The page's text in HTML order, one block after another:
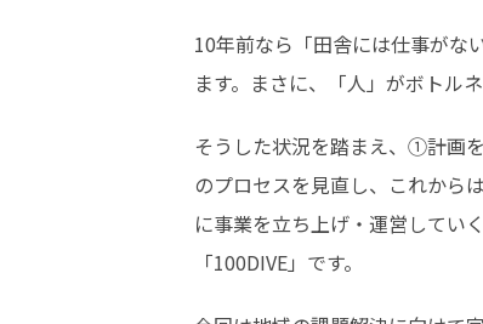
10年前なら「田舎には仕事がな
ます。まさに、「人」がボトル
そうした状況を踏まえ、①計画
のプロセスを見直し、これか
に事業を立ち上げ・運営してい
「100DIVE」です。